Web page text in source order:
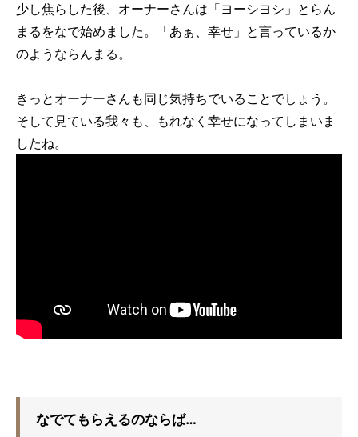
少し焦らした後、オーナーさんは「ヨーシヨシ」とらん
まるをなで始めました。「あぁ、幸せ」と言っているか
のようならんまる。
きっとオーナーさんも同じ気持ちでいることでしょう。
そして見ている我々も、もれなく幸せになってしまいま
したね。
なでてもらえるのならば…